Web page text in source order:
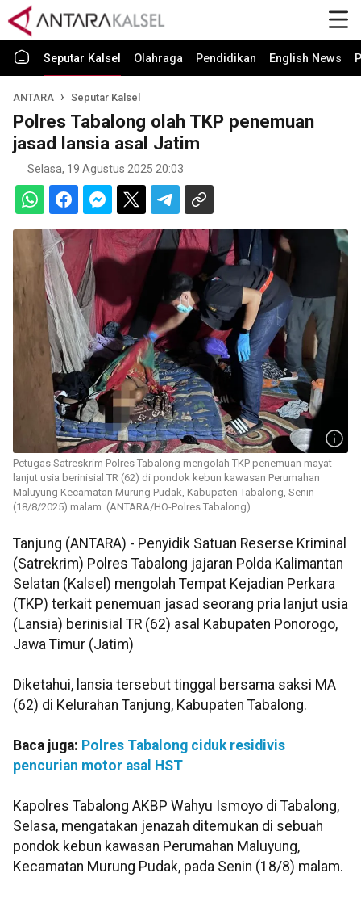
Seputar Kalsel Olahraga Pendidikan English News
ANTARA Seputar Kalsel
Polres Tabalong olah TKP penemuan
jasad lansia asal Jatim
Selasa, 19 Agustus 2025 20:03
Petugas Satreskrim Polres Tabalong mengolah TKP penemuan mayat
lanjut usia berinisial TR (62) di pondok kebun kawasan Perumahan
Maluyung Kecamatan Murung Pudak, Kabupaten Tabalong, Senin
(18/8/2025) malam. (ANTARA/HO-Polres Tabalong)
Tanjung (ANTARA) - Penyidik Satuan Reserse Kriminal
(Satrekrim) Polres Tabalong jajaran Polda Kalimantan
Selatan (Kalsel) mengolah Tempat Kejadian Perkara
(TKP) terkait penemuan jasad seorang pria lanjut usia
(Lansia) berinisial TR (62) asal Kabupaten Ponorogo,
Jawa Timur (Jatim)
Diketahui, lansia tersebut tinggal bersama saksi MA
(62) di Kelurahan Tanjung, Kabupaten Tabalong.
Baca juga: Polres Tabalong ciduk residivis
pencurian motor asal HST
Kapolres Tabalong AKBP Wahyu Ismoyo di Tabalong,
Selasa, mengatakan jenazah ditemukan di sebuah
pondok kebun kawasan Perumahan Maluyung,
Kecamatan Murung Pudak, pada Senin (18/8) malam.